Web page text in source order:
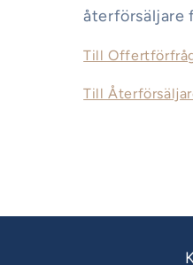
återförsäljare
Till
Till